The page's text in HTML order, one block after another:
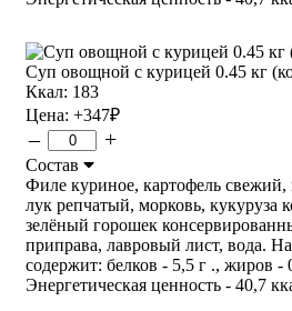
Суп овощной с курицей 0.45 кг
Ккал: 183
Цена: +347₽
– +
Состав
Филе куриное, картофель свежий,
лук репчатый, морковь, кукуруза
зелёный горошек
приправа, лавровый лист, вода.
содержит: белков - 5,5 г ., жиров -
Энергетическая ценность - 40,7